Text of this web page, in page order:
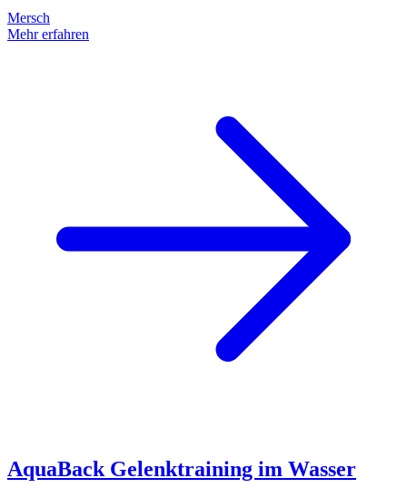
Mersch
Mehr erfahren
AquaBack Gelenktraining im Wasser